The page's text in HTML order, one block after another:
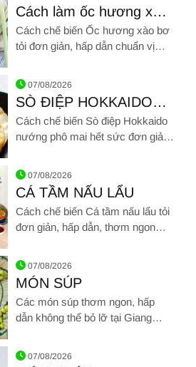
ốc hương xào bơ tỏi thơm lừng, đậm vị
Cách làm ốc hương xào
bơ tỏi thơm lừng, đậm vị
siêu ngon
Cách chế biến Ốc hương xào bơ
tỏi đơn giản, hấp dẫn chuẩn vị
NƯỚNG PHÔ MAI
07/08/2026
SÒ ĐIỆP HOKKAIDO
NƯỚNG PHÔ MAI
Cách chế biến Sò điệp Hokkaido
nướng phô mai hết sức đơn giản,
LẨU
07/08/2026
CÁ TẦM NẤU LẨU
Cách chế biến Cá tầm nấu lẩu tỏi
đơn giản, hấp dẫn, thơm ngon
07/08/2026
MÓN SÚP
Các món súp thơm ngon, hấp
dẫn không thể bỏ lỡ tại Giang
07/08/2026